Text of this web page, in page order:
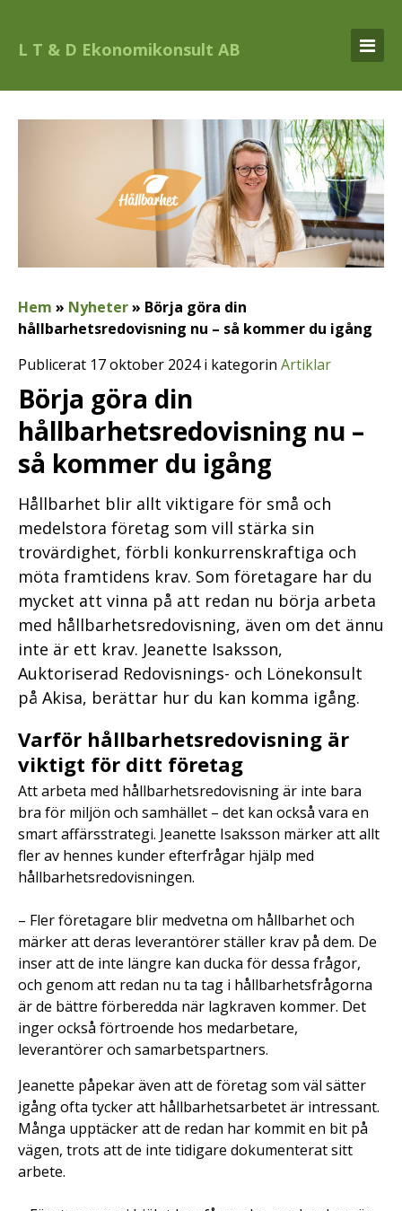
L T & D Ekonomikonsult AB
Hem » Nyheter» Börja göra din
hållbarhetsredovisning nu – så kommer du igång
Publicerat 17 oktober 2024 i kategorin Artiklar
Börja göra din
hållbarhetsredovisning nu –
så kommer du igång
Hållbarhet blir allt viktigare för små och
medelstora företag som vill stärka sin
trovärdighet, förbli konkurrenskraftiga och
möta framtidens krav. Som företagare har du
mycket att vinna på att redan nu börja arbeta
med hållbarhetsredovisning, även om det ännu
inte är ett krav. Jeanette Isaksson,
Auktoriserad Redovisnings- och Lönekonsult
på Akisa, berättar hur du kan komma igång.
Varför hållbarhetsredovisning är
viktigt för ditt företag
Att arbeta med hållbarhetsredovisning är inte bara
bra för miljön och samhället – det kan också vara en
smart affärsstrategi. Jeanette Isaksson märker att allt
fler av hennes kunder efterfrågar hjälp med
hållbarhetsredovisningen.
– Fler företagare blir medvetna om hållbarhet och
märker att deras leverantörer ställer krav på dem. De
inser att de inte längre kan ducka för dessa frågor,
och genom att redan nu ta tag i hållbarhetsfrågorna
är de bättre förberedda när lagkraven kommer. Det
inger också förtroende hos medarbetare,
leverantörer och samarbetspartners.
Jeanette påpekar även att de företag som väl sätter
igång ofta tycker att hållbarhetsarbetet är intressant.
Många upptäcker att de redan har kommit en bit på
vägen, trots att de inte tidigare dokumenterat sitt
arbete.